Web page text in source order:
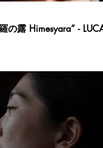
の露 Himesyara” -